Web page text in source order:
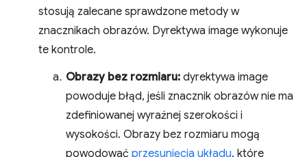
stosują zalecane sprawdzone metody w
znacznikach obrazów. Dyrektywa image wykonuje
te kontrole.
Obrazy bez rozmiaru: dyrektywa image
powoduje błąd, jeśli znacznik obrazów nie ma
zdefiniowanej wyraźnej szerokości i
wysokości. Obrazy bez rozmiaru mogą
powodować przesunięcia układu, które